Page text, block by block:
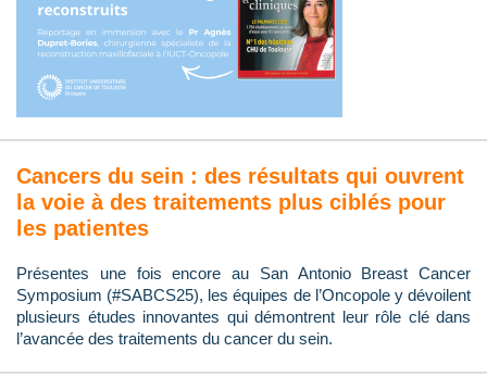
Cancers du sein : des résultats qui ouvrent
la voie à des traitements plus ciblés pour
les patientes
Présentes une fois encore au San Antonio Breast Cancer
Symposium (#SABCS25), les équipes de l’Oncopole y dévoilent
plusieurs études innovantes qui démontrent leur rôle clé dans
l’avancée des traitements du cancer du sein.